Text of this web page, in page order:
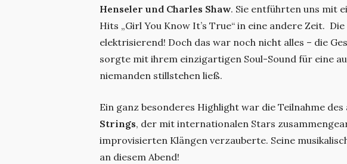
Henseler und Charles Shaw. Sie entführten uns mit
Hits „Girl You Know It’s True“ in eine andere Zeit.
elektrisierend! Doch das war noch nicht alles – die
sorgte mit ihrem einzigartigen Soul-Sound für eine
niemanden stillstehen ließ.
Ein ganz besonderes Highlight war die Teilnahme des
Strings, der mit internationalen Stars
improvisierten Klängen verzauberte. Seine
an diesem Abend!